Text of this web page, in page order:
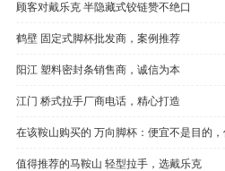
顾客对戴乐克 半隐藏式铰链赞不绝口
鹤壁 固定式脚杯批发商，案例推荐
阳江 塑料密封条销售商，诚信为本
江门 桥式拉手厂商电话，精心打造
在该鞍山购买的 万向脚杯：便宜不是目的
值得推荐的马鞍山 轻型拉手，选戴乐克